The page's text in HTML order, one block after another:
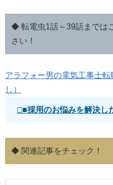
◆ 転電虫1話～39話までは
さい！
アラフォー男の電気工事士
し）
□■採用のお悩みを解決し
◆ 関連記事をチェック！